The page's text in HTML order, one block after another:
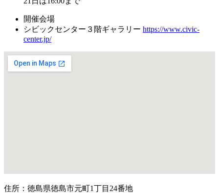
開催会場
シビックセンター３階ギャラリー https://www.civic-
center.jp/
住所：徳島県徳島市元町1丁目24番地